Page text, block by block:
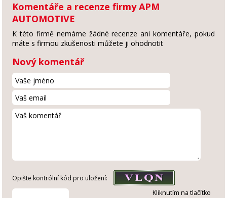
Komentáře a recenze firmy APM
AUTOMOTIVE
K této firmě nemáme žádné recenze ani komentáře, pokud
máte s firmou zkušenosti můžete ji ohodnotit
Nový komentář
Opište kontrólní kód pro uložení:
Kliknutím na tlačítko